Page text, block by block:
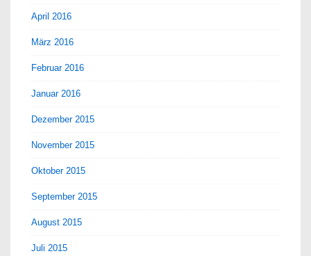
April 2016
März 2016
Februar 2016
Januar 2016
Dezember 2015
November 2015
Oktober 2015
September 2015
August 2015
Juli 2015